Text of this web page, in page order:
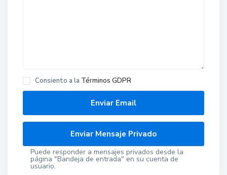
Consiento a la Términos GDPR
Puede responder a mensajes privados desde la
página "Bandeja de entrada" en su cuenta de
usuario.